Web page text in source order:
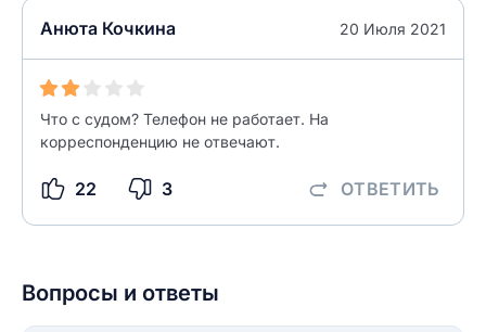
Анюта Кочкина 20 Июля 2021
Что с судом? Телефон не работает. На
корреспонденцию не отвечают.
22 3 ОТВЕТИТЬ
разрешить публикацию отзыва
ОСТАВИТЬ ОТЗЫВ
Вопросы и ответы